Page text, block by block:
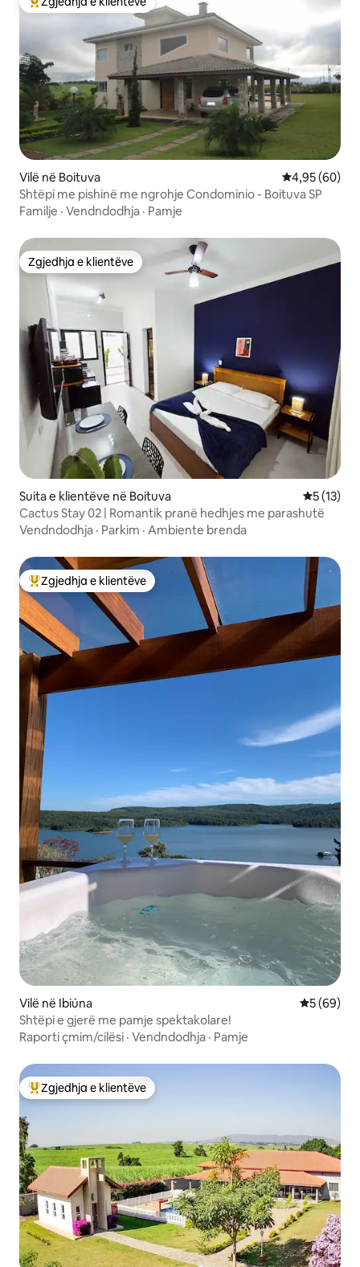
Më të mirat e zgjedhjeve të klientëve
Vilë në Boituva Vlerësimi
4,95 (60)
Shtëpi me pishinë me ngrohje Condominio - Boituva SP
Familje · Vendndodhja · Pamje
Zgjedhja e klientëve
Zgjedhja e klientëve
Suita e klientëve në Boituva Vlerësimi
5 (13)
Cactus Stay 02 | Romantik pranë hedhjes me parashutë
Vendndodhja · Parkim · Ambiente brenda
Më të mirat e zgjedhjeve të klientëve
Zgjedhja e klientëve
Vilë në Ibiúna Vlerësimi
5 (69)
Shtëpi e gjerë me pamje spektakolare!
Raporti çmim/cilësi · Vendndodhja · Pamje
Më të mirat e zgjedhjeve të klientëve
Zgjedhja e klientëve